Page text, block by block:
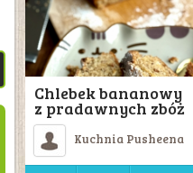
Chlebek bananowy
z pradawnych zbóż
Kuchnia Pusheena